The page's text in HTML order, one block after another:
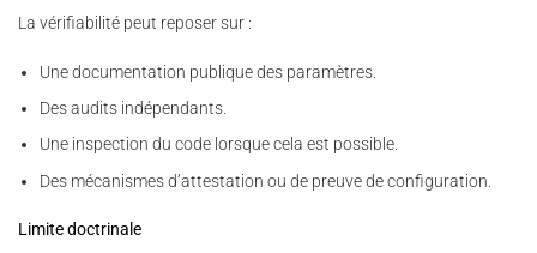
La vérifiabilité peut reposer sur :
Une documentation publique des paramètres.
Des audits indépendants.
Une inspection du code lorsque cela est possible.
Des mécanismes d’attestation ou de preuve de configuration.
Limite doctrinale